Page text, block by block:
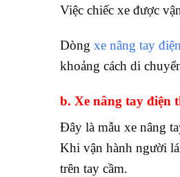
Việc chiếc xe được
Dòng xe nâng tay
khoảng cách di
b. Xe nâng tay điện
Đây là mẫu xe nâng
Khi vận hành người
trên tay cầm.